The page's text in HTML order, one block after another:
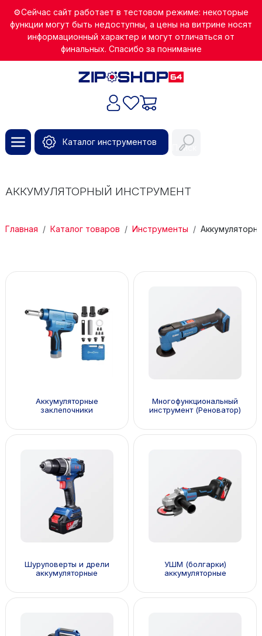
⚙️Сейчас сайт работает в тестовом режиме: некоторые
функции могут быть недоступны, а цены на витрине носят
информационный характер и могут отличаться от
финальных. Спасибо за понимание
Каталог инструментов
Поиск
АККУМУЛЯТОРНЫЙ ИНСТРУМЕНТ
Главная Каталог товаров Инструменты
Аккумуляторные
заклепочники
Многофункциональный
инструмент (Реноватор)
Шуруповерты и дрели
аккумуляторные
УШМ (болгарки)
аккумуляторные